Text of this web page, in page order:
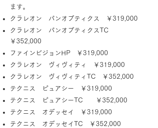
ます。​
クラレオン パンオプティクス ￥319,000
クラレオン パンオプティクスTC
￥352,000
ファインビジョンHP ￥319,000
クラレオン ヴィヴィティ ￥319,000
クラレオン ヴィヴィティTC ￥352,000
テクニス ピュアシー ￥319,000
テクニス ピュアシーTC ￥352,000
テクニス オデッセイ ￥319,000
テクニス オデッセイTC ￥352,000